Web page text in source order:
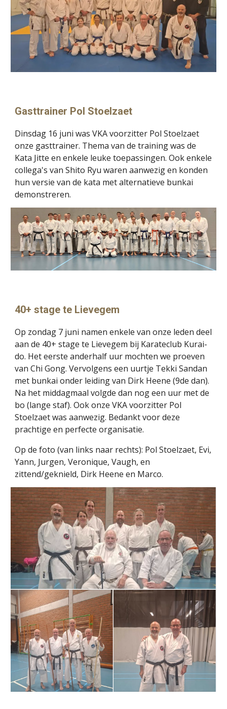
Gasttrainer Pol Stoelzaet
Dinsdag 16 juni was VKA voorzitter Pol Stoelzaet
onze gasttrainer. Thema van de training was de
Kata Jitte en enkele leuke toepassingen. Ook enkele
collega's van Shito Ryu waren aanwezig en konden
hun versie van de kata met alternatieve bunkai
demonstreren.
40+ stage te Lievegem
Op zondag 7 juni namen enkele van onze leden deel
aan de 40+ stage te Lievegem bij Karateclub Kurai-
do. Het eerste anderhalf uur mochten we proeven
van Chi Gong. Vervolgens een uurtje Tekki Sandan
met bunkai onder leiding van Dirk Heene (9de dan).
Na het middagmaal volgde dan nog een uur met de
bo (lange staf). Ook onze VKA voorzitter Pol
Stoelzaet was aanwezig. Bedankt voor deze
prachtige en perfecte organisatie.
Op de foto (van links naar rechts): Pol Stoelzaet, Evi,
Yann, Jurgen, Veronique, Vaugh, en
zittend/geknield, Dirk Heene en Marco.